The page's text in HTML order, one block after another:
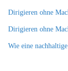
Dirigieren ohne
Dirigieren ohne
Wie eine